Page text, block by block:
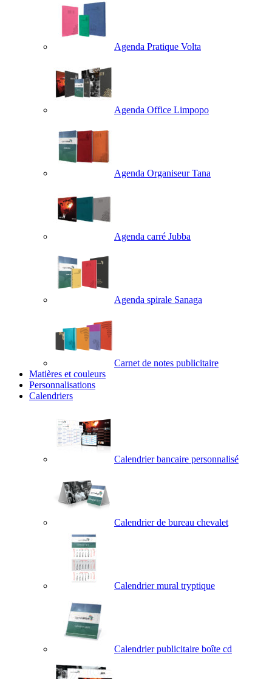
Agenda Pratique Volta
Agenda Office Limpopo
Agenda Organiseur Tana
Agenda carré Jubba
Agenda spirale Sanaga
Carnet de notes publicitaire
Matières et couleurs
Personnalisations
Calendriers
Calendrier bancaire personnalisé
Calendrier de bureau chevalet
Calendrier mural tryptique
Calendrier publicitaire boîte cd